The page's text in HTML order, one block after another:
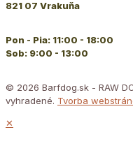
821 07 Vrakuňa
Pon - Pia: 11:00 - 18:00
Sob: 9:00 - 13:00
© 2026 Barfdog.sk - RAW
vyhradené. Tvorba
✕